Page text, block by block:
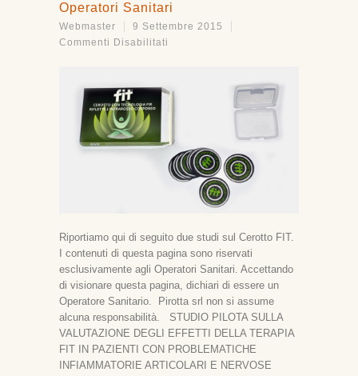
Operatori Sanitari
Webmaster
9 Settembre 2015
Commenti Disabilitati
–
Riservati
Agli
Operatori
Sanitari
Riportiamo qui di seguito due studi sul Cerotto FIT.
I contenuti di questa pagina sono riservati
esclusivamente agli Operatori Sanitari. Accettando
di visionare questa pagina, dichiari di essere un
Operatore Sanitario. Pirotta srl non si assume
alcuna responsabilità. STUDIO PILOTA SULLA
VALUTAZIONE DEGLI EFFETTI DELLA TERAPIA
FIT IN PAZIENTI CON PROBLEMATICHE
INFIAMMATORIE ARTICOLARI E NERVOSE